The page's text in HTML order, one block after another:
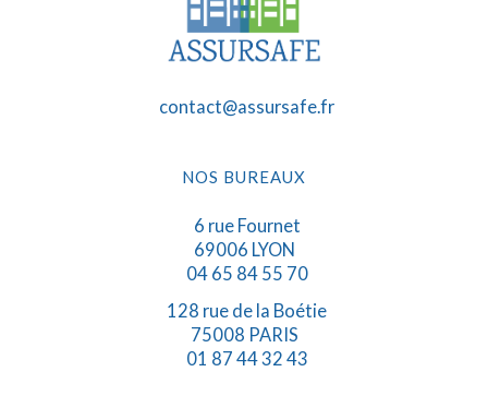
contact@assursafe.fr
NOS BUREAUX
6 rue Fournet
69006 LYON
04 65 84 55 70
128 rue de la Boétie
75008 PARIS
01 87 44 32 43